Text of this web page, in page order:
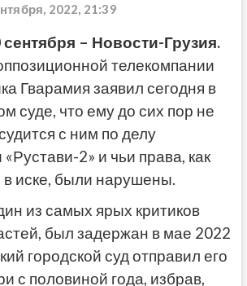
2022, 21:39
– Новости-Грузия.
телекомпании
Гварамия заявил сегодня в
суде, что ему до сих пор не
с ним по делу
2» и чьи права, как
в иске, были нарушены.
из самых ярых критиков
был задержан в мае 2022
городской суд отправил его
с половиной года, избрав,